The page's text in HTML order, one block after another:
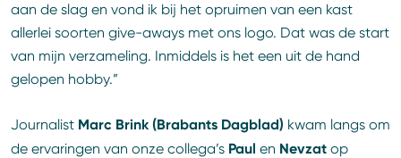
aan de slag en vond ik bij het opruimen van een kast
allerlei soorten give-aways met ons logo. Dat was de start
van mijn verzameling. Inmiddels is het een uit de hand
gelopen hobby.”
Journalist Marc Brink (Brabants Dagblad) kwam langs om
de ervaringen van onze collega’s Paul en Nevzat op